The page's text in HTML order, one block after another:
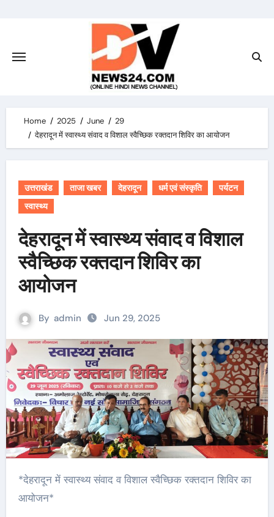
Home 2025 June
29
देहरादून में स्वास्थ्य संवाद व विशाल स्वैच्छिक रक्तदान शिविर का आयोजन
उत्तराखंड ताजा खबर देहरादून धर्म एवं संस्कृति
पर्यटन
स्वास्थ्य
देहरादून में स्वास्थ्य संवाद व विशाल
स्वैच्छिक रक्तदान शिविर का
आयोजन
By admin Jun 29, 2025
*देहरादून में स्वास्थ्य संवाद व विशाल स्वैच्छिक रक्तदान शिविर का
आयोजन*